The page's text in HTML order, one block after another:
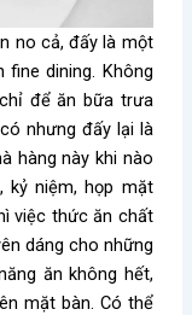
no cả, đấy là một
fine dining. Không
để ăn bữa trưa
nhưng đấy lại là
hàng này khi nào
kỷ niệm, họp mặt
việc thức ăn chất
dáng cho những
ăn không hết,
mặt bàn. Có thể